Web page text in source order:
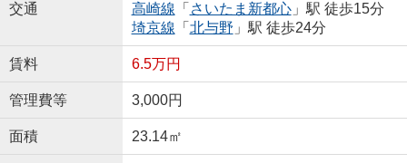
交通
高崎線 「 さいたま新都心」駅 徒歩15分
埼京線 「 北与野 」駅 徒歩24分
賃料 6.5万円
管理費等 3,000円
面積 23.14㎡